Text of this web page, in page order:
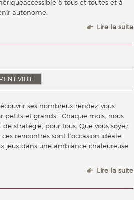
à tous et toutes et à
autonome.
Lire la suite
VILLE
ses nombreux rendez-vous
petits et grands ! Chaque mois, nous
stratégie, pour tous. Que vous soyez
rencontres sont l’occasion idéale
jeux dans une ambiance chaleureuse
Lire la suite